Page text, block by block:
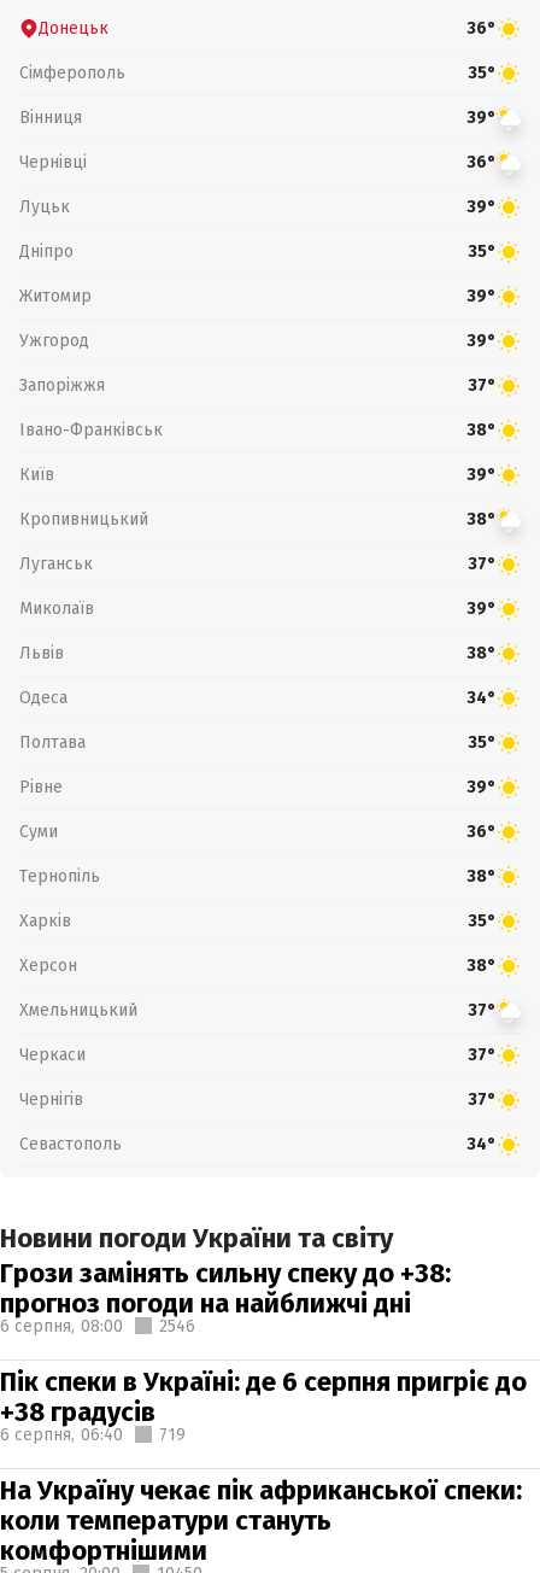
Донецьк 36°
Сімферополь 35°
Вінниця 39°
Чернівці 36°
Луцьк 39°
Дніпро 35°
Житомир 39°
Ужгород 39°
Запоріжжя 37°
Івано-Франківськ 38°
Київ 39°
Кропивницький 38°
Луганськ 37°
Миколаїв 39°
Львів 38°
Одеса 34°
Полтава 35°
Рівне 39°
Суми 36°
Тернопіль 38°
Харків 35°
Херсон 38°
Хмельницький 37°
Черкаси 37°
Чернігів 37°
Севастополь 34°
Новини погоди України та світу
Грози замінять сильну спеку до +38:
прогноз погоди на найближчі дні
6 серпня, 08:00 2546
Пік спеки в Україні: де 6 серпня пригріє до
+38 градусів
6 серпня, 06:40 719
На Україну чекає пік африканської спеки:
коли температури стануть
комфортнішими